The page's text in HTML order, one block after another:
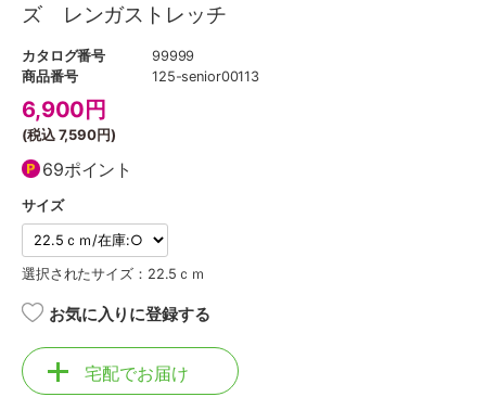
ズ レンガストレッチ
カタログ番号
99999
商品番号
125-senior00113
6,900 円
(税込7,590円)
69ポイント
サイズ
選択されたサイズ：22.5ｃｍ
お気に入りに登録する
宅配でお届け